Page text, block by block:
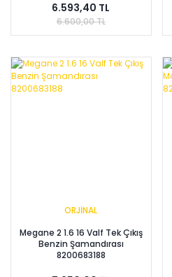
6.593,40 TL
6.600,00 TL
ORJİNAL
Megane 2 1.6 16 Valf Tek Çıkış
Benzin Şamandırası
8200683188